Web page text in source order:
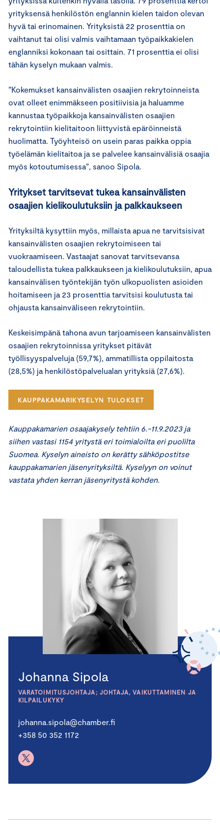
yrityksensä henkilöstön englannin kielen taidon olevan
hyvä tai erinomainen. Yrityksistä 22 prosenttia on
vaihtanut tai olisi valmis vaihtamaan työpaikkakielen
englanniksi kokonaan tai osittain. 71 prosenttia ei olisi
tähän kyselyn mukaan valmis.
”Kokemukset kansainvälisten osaajien rekrytoinneista
ovat olleet enimmäkseen positiivisia ja haluamme
kannustaa työpaikkoja kansainvälisten osaajien
rekrytointiin kielitaitoon liittyvistä epäröinneistä
huolimatta. Työyhteisö on usein paras paikka oppia
työelämän kielitaitoa ja se palvelee kansainvälisiä osaajia
myös kotoutumisessa”, sanoo Sipola.
Yritykset tarvitsevat tukea kansainvälisten
osaajien kielikoulutuksiin ja palkkaukseen
Yrityksiltä kysyttiin myös, millaista apua ne tarvitsisivat
kansainvälisten osaajien rekrytoimiseen tai
vuokraamiseen. Vastaajat sanovat tarvitsevansa
taloudellista tukea palkkaukseen ja kielikoulutuksiin, apua
kansainvälisen työntekijän työn ulkopuolisten asioiden
hoitamiseen ja 23 prosenttia tarvitsisi koulutusta tai
ohjausta kansainväliseen rekrytointiin.
Keskeisimpänä tahona avun tarjoamiseen kansainvälisten
osaajien rekrytoinnissa yritykset pitävät
työllisyyspalveluja (59,7%), ammatillista oppilaitosta
(28,5%) ja henkilöstöpalvelualan yrityksiä (27,6%).
KAUPPAKAMARIKYSELYN TULOKSET
Kauppakamarien osaajakysely tehtiin 6.-11.9.2023 ja
siihen vastasi 1154 yritystä eri toimialoilta eri puolilta
Suomea. Kyselyn aineisto on kerätty sähköpostitse
kauppakamarien jäsenyrityksiltä. Kyselyyn on voinut
vastata yhden kerran jäsenyritystä kohden.
Johanna Sipola
VARATOIMITUSJOHTAJA; JOHTAJA, VAIKUTTAMINEN JA
KILPAILUKYKY
johanna.sipola@chamber.fi
+358 50 352 1172